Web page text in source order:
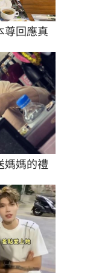
尊回應真
媽媽的禮